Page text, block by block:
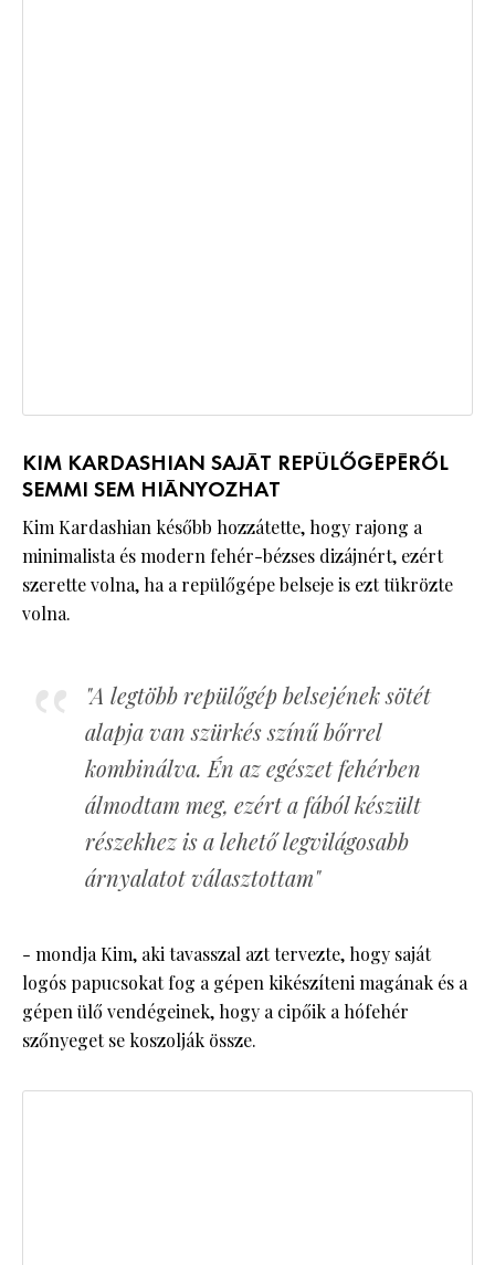
KIM KARDASHIAN SAJÁT REPÜLŐGÉPÉRŐL
SEMMI SEM HIÁNYOZHAT
Kim Kardashian később hozzátette, hogy rajong a
minimalista és modern fehér-bézses dizájnért, ezért
szerette volna, ha a repülőgépe belseje is ezt tükrözte
volna.
"A legtöbb repülőgép belsejének sötét
alapja van szürkés színű bőrrel
kombinálva. Én az egészet fehérben
álmodtam meg, ezért a fából készült
részekhez is a lehető legvilágosabb
árnyalatot választottam"
- mondja Kim, aki tavasszal azt tervezte, hogy saját
logós papucsokat fog a gépen kikészíteni magának és a
gépen ülő vendégeinek, hogy a cipőik a hófehér
szőnyeget se koszolják össze.